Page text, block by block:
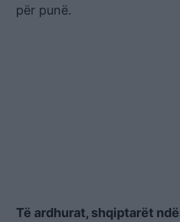
për punë.
Të ardhurat, shqiptarët